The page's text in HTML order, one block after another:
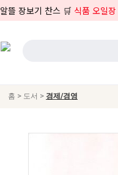
알뜰 장보기 찬스 🛒 식품 오일장
홈 > 도서 > 경제/경영